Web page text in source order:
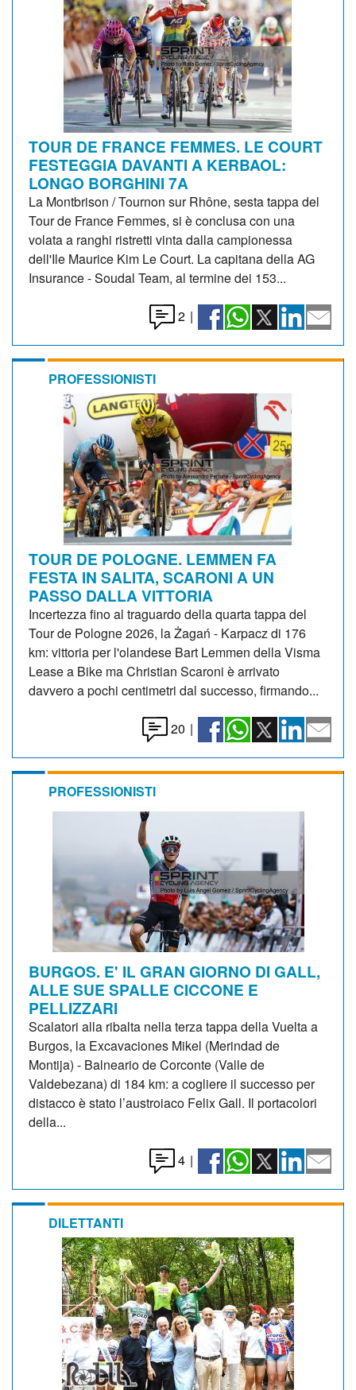
TOUR DE FRANCE FEMMES. LE COURT
FESTEGGIA DAVANTI A KERBAOL:
LONGO BORGHINI 7A
La Montbrison / Tournon sur Rhône, sesta tappa del
Tour de France Femmes, si è conclusa con una
volata a ranghi ristretti vinta dalla campionessa
dell'Ile Maurice Kim Le Court. La capitana della AG
Insurance - Soudal Team, al termine dei 153...
2 |
PROFESSIONISTI
TOUR DE POLOGNE. LEMMEN FA
FESTA IN SALITA, SCARONI A UN
PASSO DALLA VITTORIA
Incertezza fino al traguardo della quarta tappa del
Tour de Pologne 2026, la Żagań - Karpacz di 176
km: vittoria per l'olandese Bart Lemmen della Visma
Lease a Bike ma Christian Scaroni è arrivato
davvero a pochi centimetri dal successo, firmando...
20 |
PROFESSIONISTI
BURGOS. E' IL GRAN GIORNO DI GALL,
ALLE SUE SPALLE CICCONE E
PELLIZZARI
Scalatori alla ribalta nella terza tappa della Vuelta a
Burgos, la Excavaciones Mikel (Merindad de
Montija) - Balneario de Corconte (Valle de
Valdebezana) di 184 km: a cogliere il successo per
distacco è stato l’austroiaco Felix Gall. Il portacolori
della...
4 |
DILETTANTI